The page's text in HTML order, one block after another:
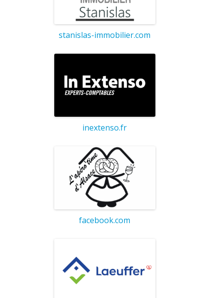
stanislas-immobilier.com
inextenso.fr
facebook.com